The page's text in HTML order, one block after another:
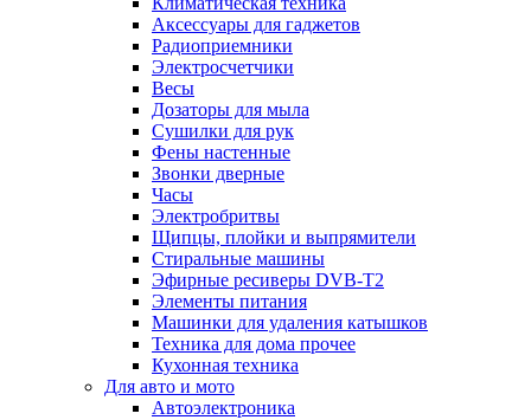
Аксессуары для гаджетов
Радиоприемники
Электросчетчики
Весы
Дозаторы для мыла
Сушилки для рук
Фены настенные
Звонки дверные
Часы
Электробритвы
Щипцы, плойки и выпрямители
Стиральные машины
Эфирные ресиверы DVB-T2
Элементы питания
Машинки для удаления катышков
Техника для дома прочее
Кухонная техника
Для авто и мото
Автоэлектроника